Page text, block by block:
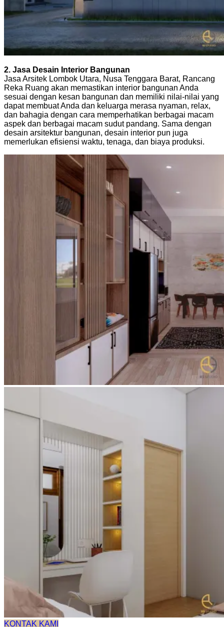
2. Jasa Desain Interior Bangunan
Jasa Arsitek Lombok Utara, Nusa Tenggara Barat, Rancang
Reka Ruang akan memastikan interior bangunan Anda
sesuai dengan kesan bangunan dan memiliki nilai-nilai yang
dapat membuat Anda dan keluarga merasa nyaman, relax,
dan bahagia dengan cara memperhatikan berbagai macam
aspek dan berbagai macam sudut pandang. Sama dengan
desain arsitektur bangunan, desain interior pun juga
memerlukan efisiensi waktu, tenaga, dan biaya produksi.
KONTAK KAMI